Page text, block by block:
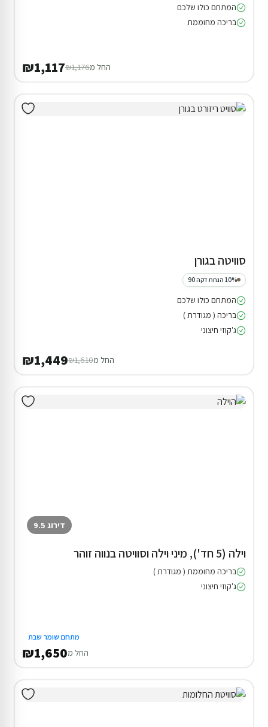
המתחם כולו שלכם
בריכה מחוממת
החל מ₪1,176
₪1,117
סוויטה בגורן
10% הנחת דקה 90
המתחם כולו שלכם
בריכה ( מגודרת )
ג'קוזי חיצוני
החל מ₪1,610
₪1,449
דירוג 9.5
וילה (5 חד'), מיני וילה וסוויטה בנווה זוהר
בריכה מחוממת ( מגודרת )
ג'קוזי חיצוני
מתחם שומר שבת
החל מ₪1,650